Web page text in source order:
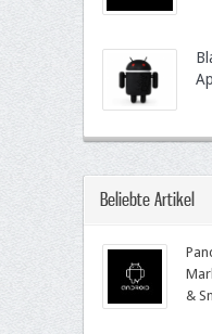
Beliebte Artikel
&